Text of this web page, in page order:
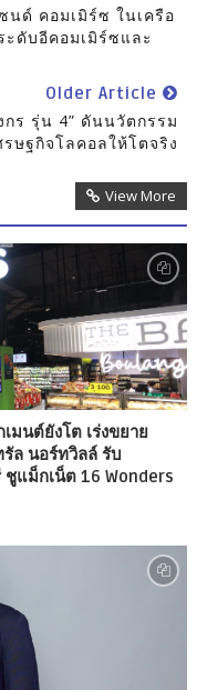
นด์ คอมเมิร์ซ ในเครือ
ดับอีคอมเมิร์ซและ
Older Article
ร รุ่น 4” ดันนวัตกรรม
รษฐกิจโลคอลให้โตจริง
View More
มนต์ยังโต เร่งขยาย
รัล นอร์ทวิลล์ รับ
แม็กเน็ต 16 Wonders